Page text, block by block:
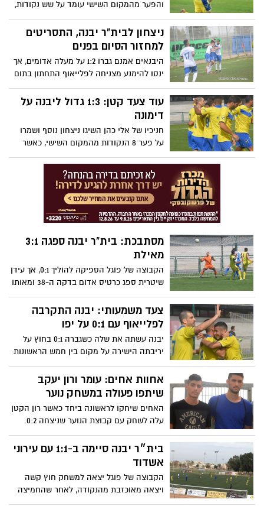
והפער מהמקום השישי עומד על שש נקודות,
שלושה מחזורים לסיום העונה.
ניצחון לבית"ר יבנה, התסריטים
למחזור הסיום בפנים
היבנאים אמנם גברו 1:2 על מעלה אדומים, אך
ינסו להימנע מצניחה לפלייאוף התחתון בתום
מחזור הנעילה של העונה הסדירה. הבעיה: זה
כבר לא תלוי בהם
עוד צעד קטן: 1:3 גדול ליבנה על
דימונה
חניכיו של אלי כהן השיגו ניצחון נוסף ושמרו
על פער 8 הנקודות מהמקום השישי, כאשר
נותרו 12 נקודות בלבד בקופה. הדרך אל
הפלייאוף סלולה
מסתבכת: בית"ר יבנה ספגה 3:1
מאילת
הקבוצה של פוגל הספיקה להוליך 0:1, אך עידן
שיטרית ספג כרטיס אדום בדקה ה-38 ומאותו
רגע רק קבוצה אחת הייתה על המגרש. יבנה
עם משחק עודף על יריבותיה לתחתית
צעד משמעותי: יבנה התקרבה
לפלייאוף עם 0:1 על יפו
יבנה עשתה את שלה כשגברה 0:1 בחוץ על
יריבתה הישירה על מקום בין חמש הראשונות
בתום העונה. גורמזנו כבש את השער היחיד
לזכות היבנאים בדקה ה-65 ושלח את אלי כהן
וחניכיו כמעט בוודאות לפלייאוף
אחוות אחים: עומר ורון יעקב
שיתפו פעולה במשחק נוער
האחים שיחקו לראשונה ביחד כאשר רון הקטן
עלה לשחק עם קבוצת הנוער שניצחה 0:2.
"הוא התרגש, אבל כולם בסוף פרגנו לו", סיפר
האח הגדול שהוסיף: "בורכתי בהזדמנות
לשחק עם אחי, ההורים מאוד התרגשו. אחרי
שמחתי בשבילו"
בית״ר יבנה סיימה ב-1:1 עם עירוני
אשדוד
הקבוצה של פוגל יצאה למשחק חוץ קשה
ויצאה מאוכזבת מהנקודה, לאחר שהחמיצה
המון במחצית הראשונה. אביב ברכה ספג